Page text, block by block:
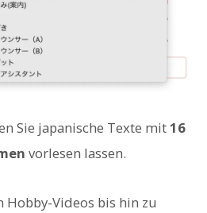
Sie japanische Texte mit16
vorlesen lassen.
Hobby-Videos bis hin zu